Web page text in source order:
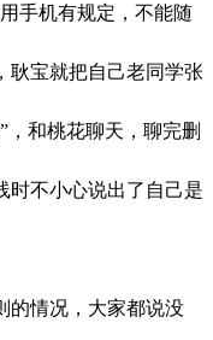
手机有规定，不能随
耿宝就把自己老同学张
，和桃花聊天，聊完删
时不小心说出了自己是
的情况，大家都说没